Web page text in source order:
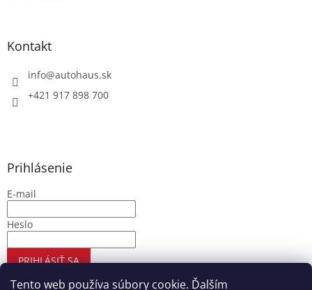
Tento web používa súbory cookie. Ďalším
Kontakt
info@autohaus.sk
+421 917 898 700
Prihlásenie
E-mail
Heslo
PRIHLÁSIŤ SA
Nová registrácia Zabudnuté heslo